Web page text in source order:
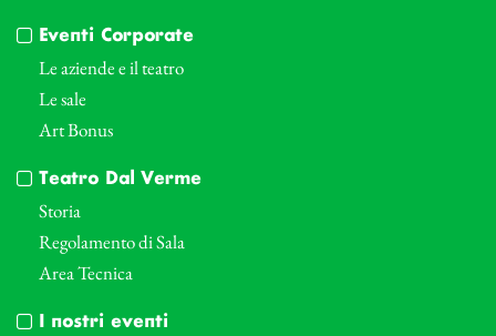
Eventi Corporate
Le aziende e il teatro
Le sale
Art Bonus
Teatro Dal Verme
Storia
Regolamento di Sala
Area Tecnica
I nostri eventi